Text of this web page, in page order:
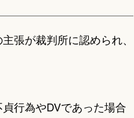
張が裁判所に認められ、
行為やDVであった場合